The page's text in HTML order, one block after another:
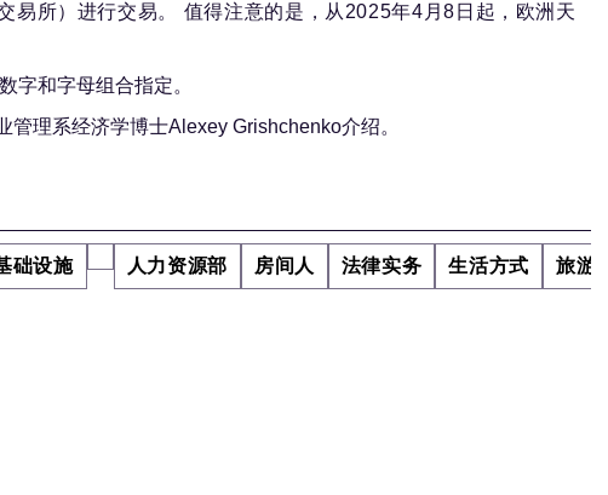
易所）进行交易。 值得注意的是，从2025年4月8日起，欧洲天
字和字母组合指定。
理系经济学博士Alexey Grishchenko介绍。
础设施 人力资源部 房间人 法律实务 生活方式 旅游业